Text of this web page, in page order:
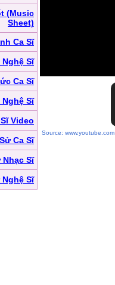
(Music
Sheet)
Ca Sĩ
Sĩ
Ca Sĩ
Sĩ
Video
Ca Sĩ
Nhạc Sĩ
Sĩ
Source: www.youtube.com